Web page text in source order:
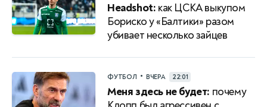
Headshot: как ЦСКА выкупом
Бориско у «Балтики» разом
убивает несколько зайцев
ФУТБОЛ • ВЧЕРА 22:01
Меня здесь не будет: почему